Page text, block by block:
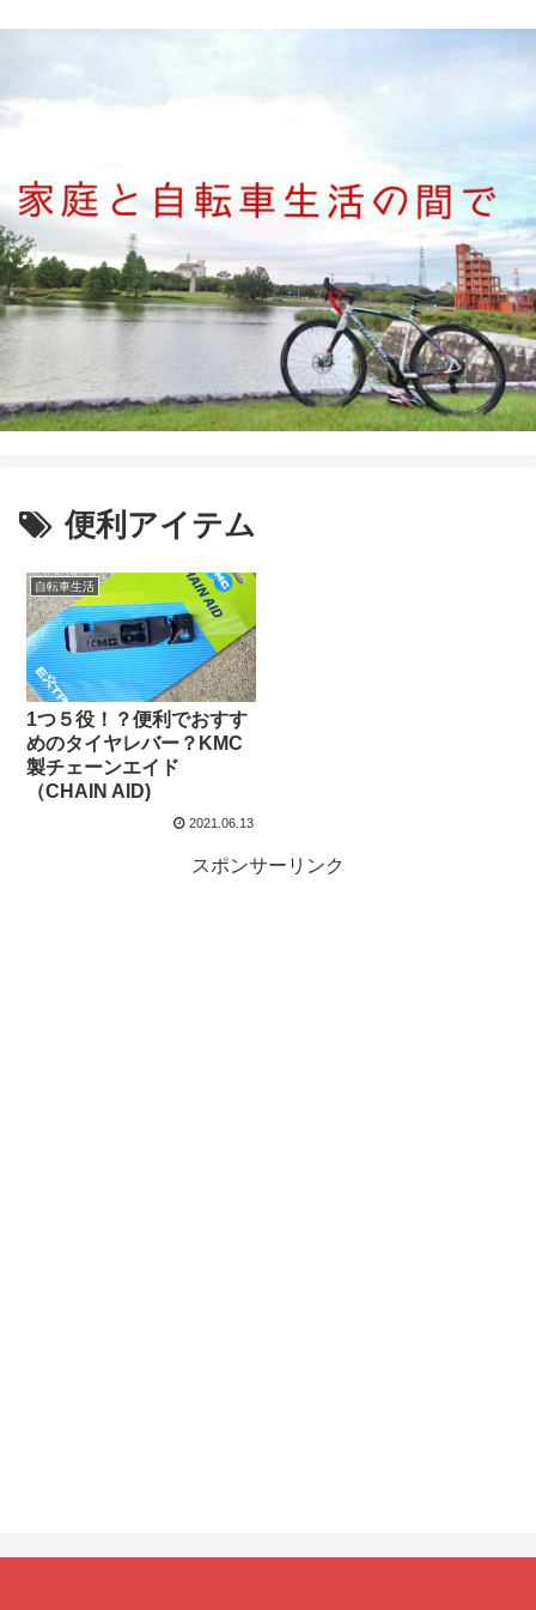
便利アイテム
自転車生活
1つ５役！？便利でおすす
めのタイヤレバー？KMC
製チェーンエイド
（CHAIN AID)
2021.06.13
スポンサーリンク